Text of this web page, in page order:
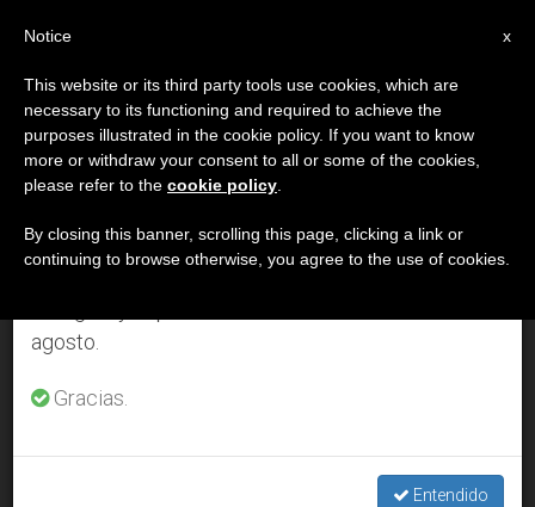
DÍA
Enero 4th, 2008
ÚLTIMAS NOTICIAS
Predicador del Papa: Epifanía, el encuentro con Cristo que
JAN 04, 2008 00:00
×
Aviso importante
Del 27 de julio al 7 de agosto haremos la pausa
anual, aprovechando que en el periodo de verano
se generan menos informaciones y también el
agosto.
Gracias.
Entendido
x
Notice
This website or its third party tools use cookies, which are
necessary to its functioning and required to achieve the
purposes illustrated in the cookie policy. If you want to know
more or withdraw your consent to all or some of the cookies,
please refer to the cookie policy
By closing this banner, scrolling this page, clicking a link or
continuing to browse otherwise, you agree to the use of cookies.